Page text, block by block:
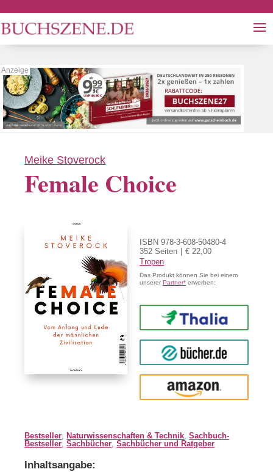
Meike Stoverock
Female Choice
ISBN 978-3-608-50480-4
352 Seiten
€ 22,00
Tropen
Das Produkt können Sie bei einem
unsererPartner* erwerben:
Thalia
buecher.de
Amazon
Bestseller, Naturwissenschaften & Technik,Sachbuch-
Bestseller,Sachbücher,Sachbücher und Ratgeber
Inhaltsangabe: